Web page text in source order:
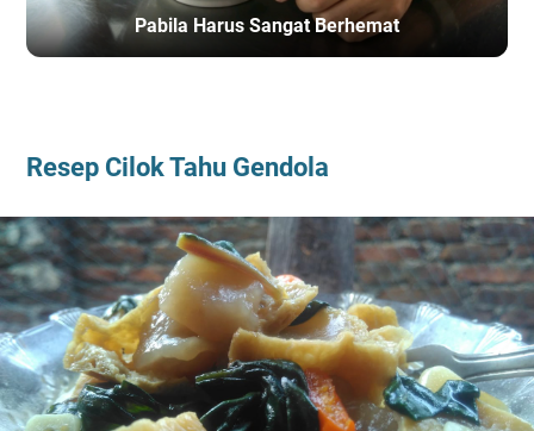
Pabila Harus Sangat Berhemat
Resep Cilok Tahu Gendola